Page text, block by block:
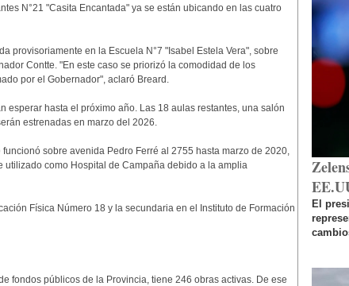
N°21 "Casita Encantada" ya se están ubicando en las cuatro
provisoriamente en la Escuela N°7 "Isabel Estela Vera", sobre
Contte. "En este caso se priorizó la comodidad de los
por el Gobernador", aclaró Breard.
esperar hasta el próximo año. Las 18 aulas restantes, una salón
estrenadas en marzo del 2026.
sobre avenida Pedro Ferré al 2755 hasta marzo de 2020,
como Hospital de Campaña debido a la amplia
Física Número 18 y la secundaria en el Instituto de Formación
fondos públicos de la Provincia, tiene 246 obras activas. De ese
El